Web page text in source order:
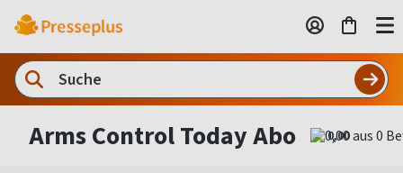
Arms Control Today Abo 0,00